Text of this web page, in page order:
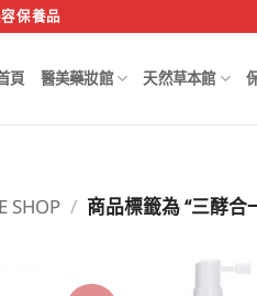
保養品
頁 醫美藥妝館 天然草本館
SHOP / 商品標籤為 “三酵合